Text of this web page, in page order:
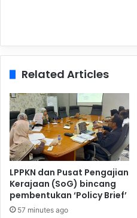
Related Articles
LPPKN dan Pusat Pengajian
Kerajaan (SoG) bincang
pembentukan ‘Policy Brief’
57 minutes ago